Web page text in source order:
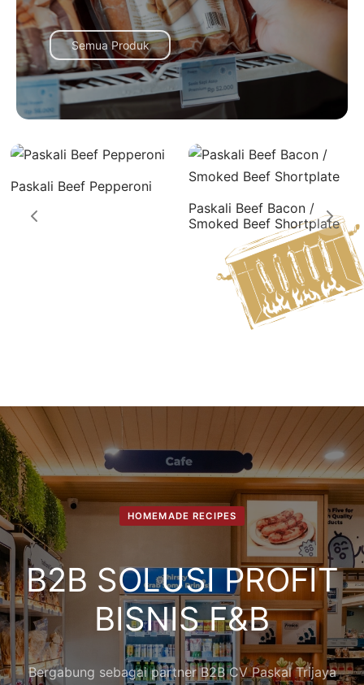
Semua Produk
Paskali Beef Pepperoni
Paskali Beef Bacon /
Smoked Beef Shortplate
HOMEMADE RECIPES
B2B SOLUSI PROFIT
BISNIS F&B
Bergabung sebagai partner B2B CV Paskal Trijaya